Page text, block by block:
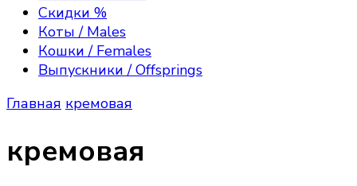
Excellence, Maine Coon kittens
породы мейн—кун, полюбоваться их красотой,
получить полезную информацию об их
содержании, зарезервировать или приобрести
котёнка породы мейн кун, на условиях Договора
Скидки %
Коты / Males
Кошки / Females
Выпускники / Offsprings
Главная кремовая
кремовая